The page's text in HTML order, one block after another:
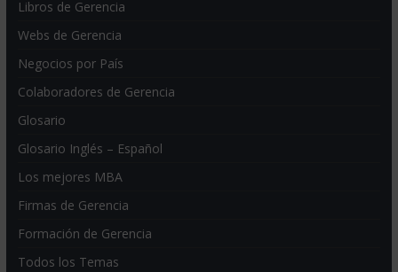
Libros de Gerencia
Webs de Gerencia
Negocios por País
Colaboradores de Gerencia
Glosario
Glosario Inglés – Español
Los mejores MBA
Firmas de Gerencia
Formación de Gerencia
Todos los Temas